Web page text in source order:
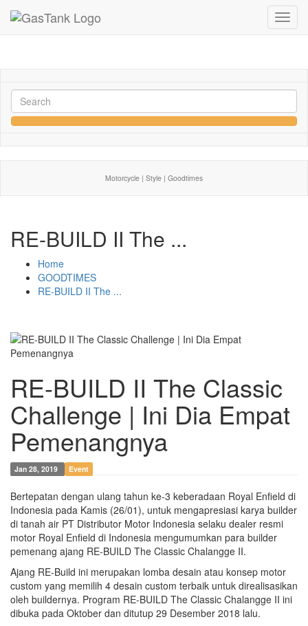
Motorcycle | Style | Goodtimes
RE-BUILD II The ...
Home
GOODTIMES
RE-BUILD II The ...
RE-BUILD II The Classic
Challenge | Ini Dia Empat
Pemenangnya
Jan 28, 2019 Event
Bertepatan dengan ulang tahun ke-3 keberadaan Royal Enfield di
Indonesia pada Kamis (26/01), untuk mengapresiasi karya builder
di tanah air PT Distributor Motor Indonesia selaku dealer resmi
motor Royal Enfield di Indonesia mengumumkan para builder
pemenang ajang RE-BUILD The Classic Chalangge II.
Ajang RE-Build ini merupakan lomba desain atau konsep motor
custom yang memilih 4 desain custom terbaik untuk direalisasikan
oleh buildernya. Program RE-BUILD The Classic Chalangge II ini
dibuka pada Oktober dan ditutup 29 Desember 2018 lalu.